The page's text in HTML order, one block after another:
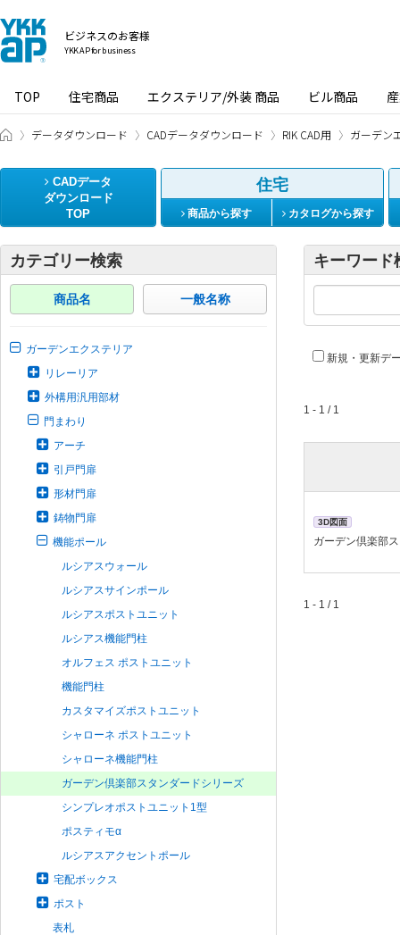
ビジネスのお客様
YKK AP for business
TOP 住宅商品 エクステリア/外装 商品 ビル商品
ビジネスのお客様 HOME
データダウンロード CADデータダウンロード RIK CAD用 ガーデン
CADデータ
ダウンロード
TOP
住宅
商品から探す カタログから探す
カテゴリー検索
商品名 一般名称
ガーデンエクステリア
リレーリア
外構用汎用部材
門まわり
アーチ
引戸門扉
形材門扉
鋳物門扉
機能ポール
ルシアスウォール
ルシアスサインポール
ルシアスポストユニット
ルシアス機能門柱
オルフェス ポストユニット
機能門柱
カスタマイズポストユニット
シャローネ ポストユニット
シャローネ機能門柱
ガーデン倶楽部スタンダードシリーズ
シンプレオポストユニット1型
ポスティモα
ルシアスアクセントポール
宅配ボックス
ポスト
表札
キーワード
新規・更新デ
1 - 1 / 1
3D図面
ガーデン倶楽部
1 - 1 / 1